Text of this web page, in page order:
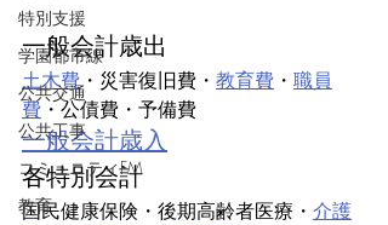
特別支援
学園都市線
公共交通
公共工事
コミュニティFM
教育
一般会計歳出
土木費・災害復旧費・ 教育費 ・ 職員
費 ・公債費・予備費
一般会計歳入
各特別会計
国民健康保険・後期高齢者医療・ 介護